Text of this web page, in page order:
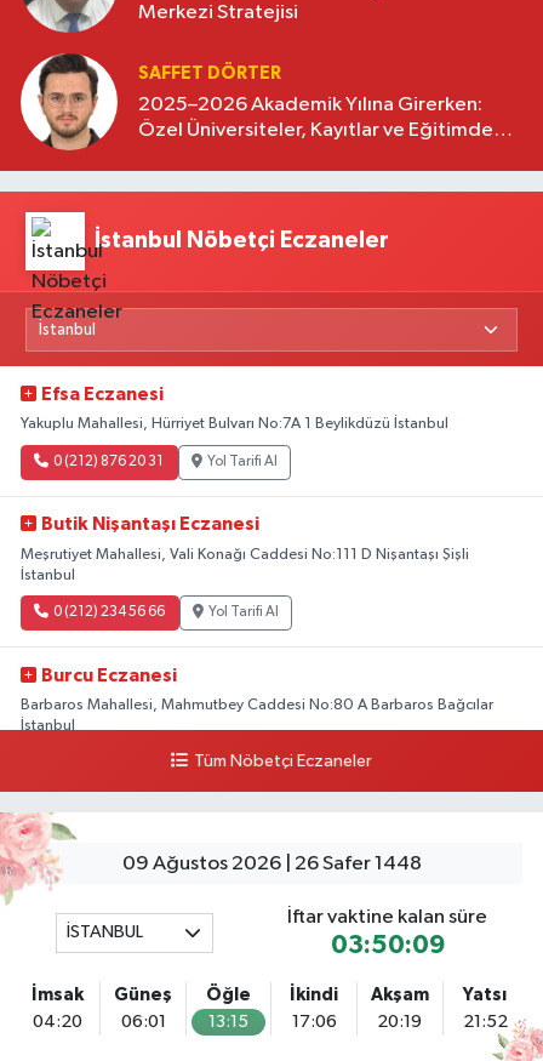
Merkezi Stratejisi
SAFFET DÖRTER
2025–2026 Akademik Yılına Girerken:
Özel Üniversiteler, Kayıtlar ve Eğitimde
İstanbul Nöbetçi Eczaneler
Efsa Eczanesi
Yakuplu Mahallesi, Hürriyet Bulvarı No:7A 1 Beylikdüzü İstanbul
0 (212) 876 20 31 Yol Tarifi Al
Butik Nişantaşı Eczanesi
Meşrutiyet Mahallesi, Vali Konağı Caddesi No:111 D Nişantaşı Şişli
İstanbul
0 (212) 234 56 66 Yol Tarifi Al
Burcu Eczanesi
Barbaros Mahallesi, Mahmutbey Caddesi No:80 A Barbaros Bağcılar
İstanbul
Yol Tarifi Al
Tuna Tillo Eczanesi
Akşemsettin Mahallesi, Akdeniz Caddesi No:12 A Fatih İstanbul
Tersane İstanbul Eczanesi
Camiikebir Mahallesi, Taşkızak Tersanesi Caddesi No:6 6B Kasımpaşa
Tüm Nöbetçi Eczaneler
09 Ağustos 2026 | 26 Safer 1448
İSTANBUL
İftar vaktine kalan süre
03:50:09
İmsak
04:20
Güneş
06:01
Öğle
13:15
İkindi
17:06
Akşam
20:19
Yatsı
21:52